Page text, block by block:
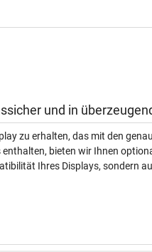
und in
zu erhalten, das mit den
bieten wir Ihnen
Ihres Displays, sondern